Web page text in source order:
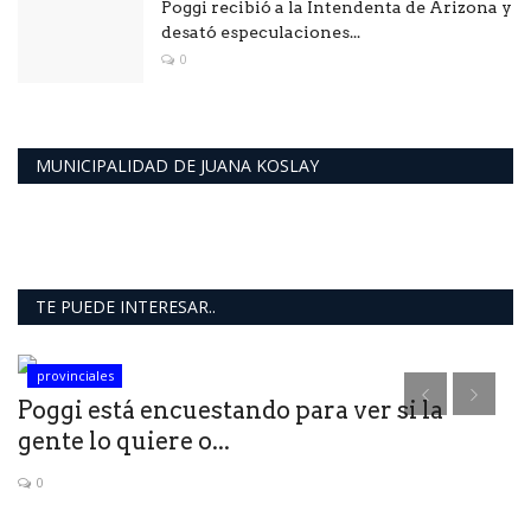
Poggi recibió a la Intendenta de Arizona y
desató especulaciones...
0
MUNICIPALIDAD DE JUANA KOSLAY
TE PUEDE INTERESAR..
provinciales
Poggi está encuestando para ver si la
gente lo quiere o...
0